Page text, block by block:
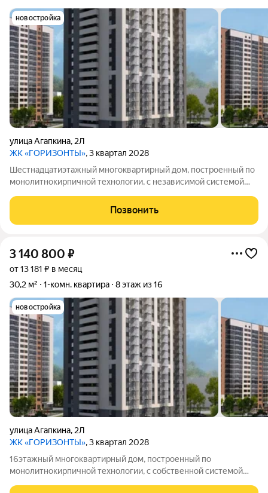
новостройка
улица Агапкина, 2Л
ЖК «ГОРИЗОНТЫ», 3 квартал 2028
Шестнадцатиэтажный многоквартирный дом, построенный по
монолитнокирпичной технологии, с независимой системой
Позвонить
3 140 800 ₽
от 13 181 ₽ в месяц
30,2 м²
1-комн. квартира 8 этаж из 16
новостройка
улица Агапкина, 2Л
ЖК «ГОРИЗОНТЫ», 3 квартал 2028
16этажный многоквартирный дом, построенный по
монолитнокирпичной технологии, с собственной системой